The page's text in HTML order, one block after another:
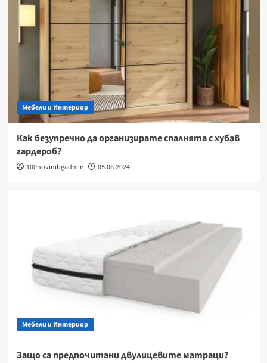
Мебели и Интериор
Как безупречно да организирате спалнята с хубав
гардероб?
100novinibgadmin 05.08.2024
Мебели и Интериор
Защо са предпочитани двулицевите матраци?